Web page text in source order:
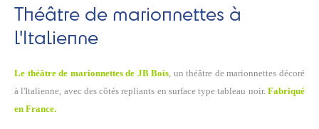
Théâtre de marionnettes à
l'Italienne
Le théâtre de marionnettes de JB Bois, un théâtre de marionnettes décoré
à l'Italienne, avec des côtés repliants en surface type tableau noir. Fabriqué
en France.